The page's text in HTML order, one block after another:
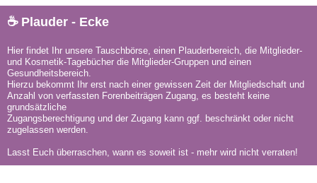
☕ Plauder - Ecke
Hier findet Ihr unsere Tauschbörse, einen Plauderbereich, die Mitglieder-
und Kosmetik-Tagebücher die Mitglieder-Gruppen und einen
Gesundheitsbereich.
Hierzu bekommt Ihr erst nach einer gewissen Zeit der Mitgliedschaft und
Anzahl von verfassten Forenbeiträgen Zugang, es besteht keine
grundsätzliche
Zugangsberechtigung und der Zugang kann ggf. beschränkt oder nicht
zugelassen werden.
Lasst Euch überraschen, wann es soweit ist - mehr wird nicht verraten!